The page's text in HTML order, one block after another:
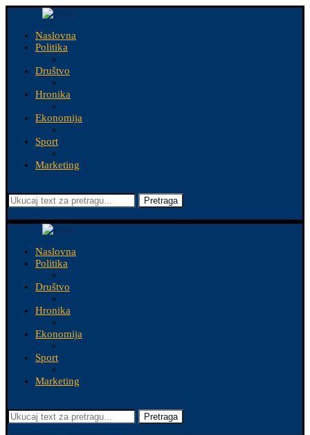
Naslovna
Politika
Društvo
Hronika
Ekonomija
Sport
Marketing
Pretraga
Naslovna
Politika
Društvo
Hronika
Ekonomija
Sport
Marketing
Pretraga